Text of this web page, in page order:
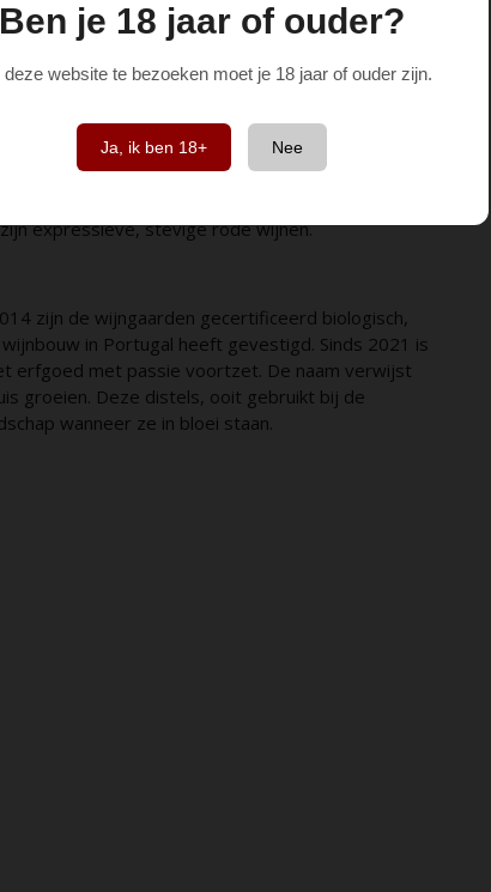
Ben je 18 jaar of ouder?
website te bezoeken moet je 18 jaar of ouder zijn.
Ja, ik ben 18+ Nee
rijk aan graniet en leisteen, omgeven door bergen,
voor een uitzonderlijk terroir. De hoogte van
tussen dag en nacht, wat bijdraagt aan een
Cardo is de meest gespecialiseerde producent
gemaakt van 100% Síria. Het resultaat zijn frisse,
zo authentiek worden gecreëerd. Naast deze
expressieve, stevige rode wijnen.
zijn de wijngaarden gecertificeerd biologisch,
in Portugal heeft gevestigd. Sinds 2021 is
erfgoed met passie voortzet. De naam verwijst
groeien. Deze distels, ooit gebruikt bij de
wanneer ze in bloei staan.